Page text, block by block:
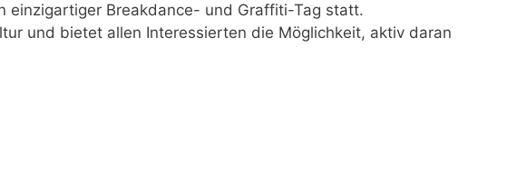
einzigartiger Breakdance- und Graffiti-Tag statt.
und bietet allen Interessierten die Möglichkeit, aktiv daran